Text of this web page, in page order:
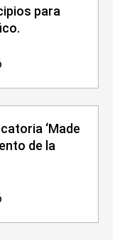
para
‘Made
de la